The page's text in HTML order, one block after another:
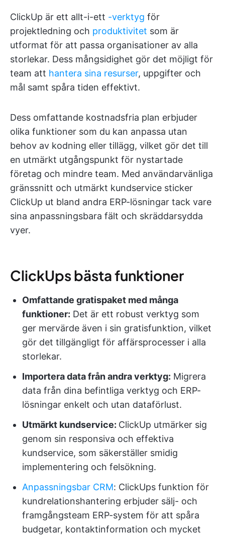
ClickUp är ett allt-i-ett -verktyg för
projektledning och produktivitet som är
utformat för att passa organisationer av alla
storlekar. Dess mångsidighet gör det möjligt för
team att hantera sina resurser, uppgifter och
mål samt spåra tiden effektivt.
Dess omfattande kostnadsfria plan erbjuder
olika funktioner som du kan anpassa utan
behov av kodning eller tillägg, vilket gör det till
en utmärkt utgångspunkt för nystartade
företag och mindre team. Med användarvänliga
gränssnitt och utmärkt kundservice sticker
ClickUp ut bland andra ERP-lösningar tack vare
sina anpassningsbara fält och skräddarsydda
vyer.
ClickUps bästa funktioner
Omfattande gratispaket med många
funktioner: Det är ett robust verktyg som
ger mervärde även i sin gratisfunktion, vilket
gör det tillgängligt för affärsprocesser i alla
storlekar.
Importera data från andra verktyg: Migrera
data från dina befintliga verktyg och ERP-
lösningar enkelt och utan dataförlust.
Utmärkt kundservice: ClickUp utmärker sig
genom sin responsiva och effektiva
kundservice, som säkerställer smidig
implementering och felsökning.
Anpassningsbar CRM: ClickUps funktion för
kundrelationshantering erbjuder sälj- och
framgångsteam ERP-system för att spåra
budgetar, kontaktinformation och mycket